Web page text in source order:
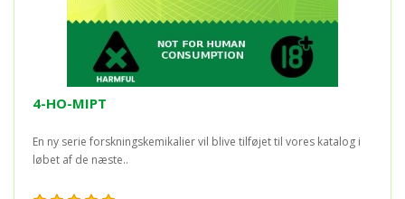
4-HO-MIPT
En ny serie forskningskemikalier vil blive tilføjet til vores katalog i
løbet af de næste..